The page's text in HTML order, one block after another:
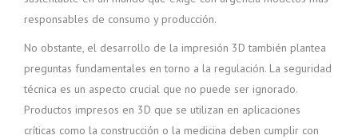
responsables de consumo y producción.
No obstante, el desarrollo de la impresión 3D también plantea
preguntas fundamentales en torno a la regulación. La seguridad
técnica es un aspecto crucial que no puede ser ignorado.
Productos impresos en 3D que se utilizan en aplicaciones
críticas como la construcción o la medicina deben cumplir con